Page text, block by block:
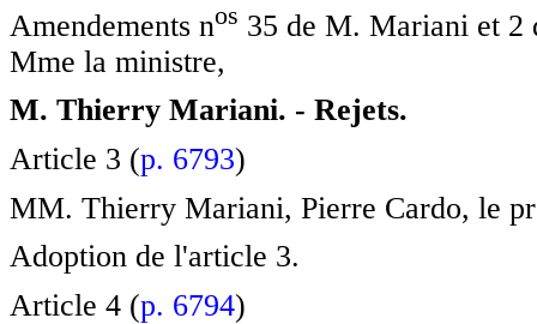
Amendements nos 35 de M. Mariani et 2
Mme la ministre,
M. Thierry Mariani. - Rejets.
Article 3 (p. 6793)
MM. Thierry Mariani, Pierre Cardo, le
Adoption de l'article 3.
Article 4 (p. 6794)